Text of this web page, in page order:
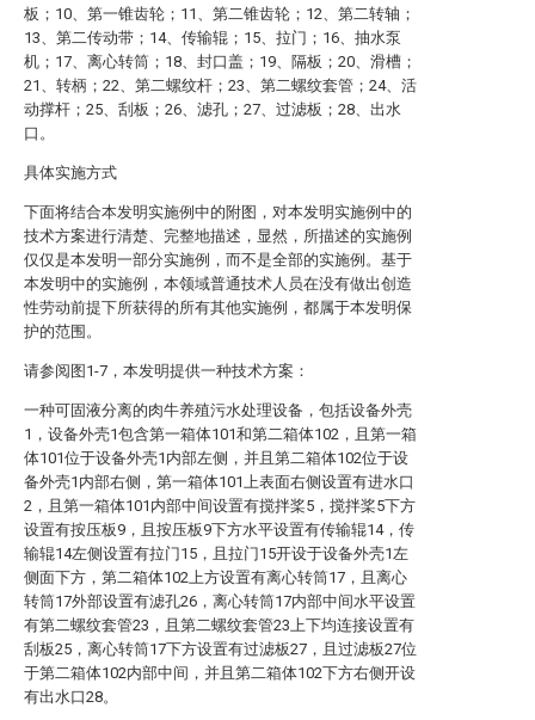
板；10、第一锥齿轮；11、第二锥齿轮；12、第二转轴；
13、第二传动带；14、传输辊；15、拉门；16、抽水泵
机；17、离心转筒；18、封口盖；19、隔板；20、滑槽；
21、转柄；22、第二螺纹杆；23、第二螺纹套管；24、活
动撑杆；25、刮板；26、滤孔；27、过滤板；28、出水
口。
具体实施方式
下面将结合本发明实施例中的附图，对本发明实施例中的
技术方案进行清楚、完整地描述，显然，所描述的实施例
仅仅是本发明一部分实施例，而不是全部的实施例。基于
本发明中的实施例，本领域普通技术人员在没有做出创造
性劳动前提下所获得的所有其他实施例，都属于本发明保
护的范围。
请参阅图1-7，本发明提供一种技术方案：
一种可固液分离的肉牛养殖污水处理设备，包括设备外壳
1，设备外壳1包含第一箱体101和第二箱体102，且第一箱
体101位于设备外壳1内部左侧，并且第二箱体102位于设
备外壳1内部右侧，第一箱体101上表面右侧设置有进水口
2，且第一箱体101内部中间设置有搅拌桨5，搅拌桨5下方
设置有按压板9，且按压板9下方水平设置有传输辊14，传
输辊14左侧设置有拉门15，且拉门15开设于设备外壳1左
侧面下方，第二箱体102上方设置有离心转筒17，且离心
转筒17外部设置有滤孔26，离心转筒17内部中间水平设置
有第二螺纹套管23，且第二螺纹套管23上下均连接设置有
刮板25，离心转筒17下方设置有过滤板27，且过滤板27位
于第二箱体102内部中间，并且第二箱体102下方右侧开设
有出水口28。